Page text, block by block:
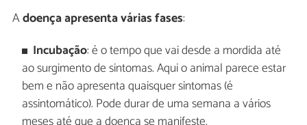
Adoença apresenta várias fases:
Incubação: é o tempo que vai desde a mordida até
ao surgimento de sintomas. Aqui o animal parece estar
bem e não apresenta quaisquer sintomas (é
assintomático). Pode durar de uma semana a vários